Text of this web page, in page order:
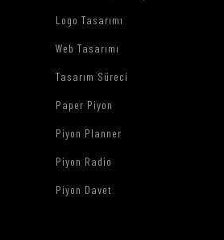
Logo Tasarımı
Web Tasarımı
Tasarım Süreci
Paper Piyon
Piyon Planner
Piyon Radio
Piyon Davet